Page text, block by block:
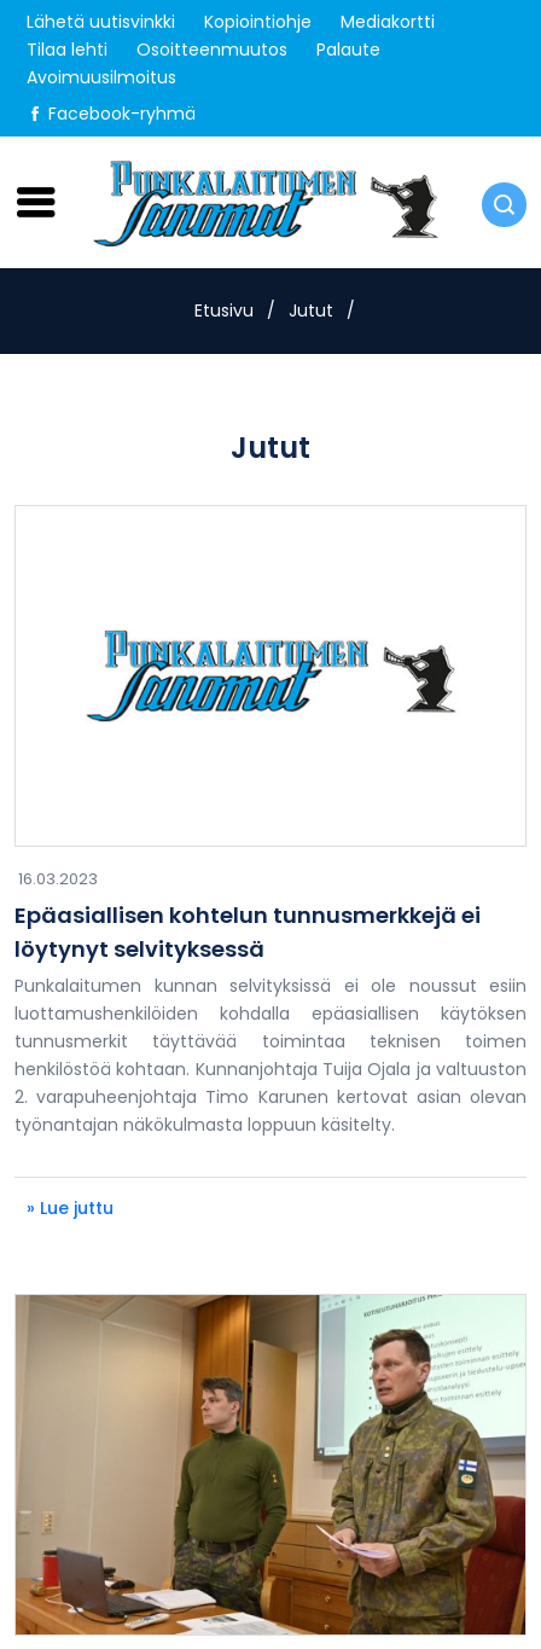
Lähetä uutisvinkki Kopiointiohje
Mediakortti
Tilaa lehti
Osoitteenmuutos
Palaute
Avoimuusilmoitus
Facebook-ryhmä
Etusivu / Jutut /
Jutut
16.03.2023
Epäasiallisen kohtelun tunnusmerkkejä ei
löytynyt selvityksessä
Punkalaitumen kunnan selvityksissä ei ole noussut esiin
luottamushenkilöiden kohdalla epäasiallisen käytöksen
tunnusmerkit täyttävää toimintaa teknisen toimen
henkilöstöä kohtaan. Kunnanjohtaja Tuija Ojala ja valtuuston
2. varapuheenjohtaja Timo Karunen kertovat asian olevan
työnantajan näkökulmasta loppuun käsitelty.
» Lue juttu